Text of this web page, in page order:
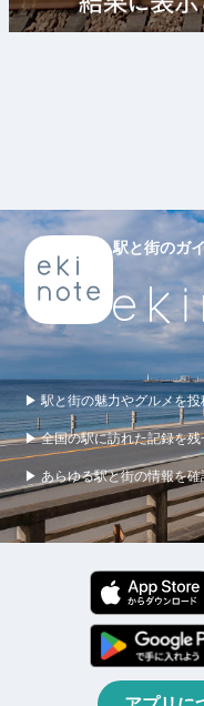
駅と街のガ
▶ 駅と街の魅力やグルメを投
▶ 全国の駅に訪れた記録を残
▶ あらゆる駅と街の情報を確